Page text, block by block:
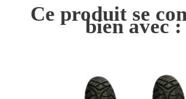
Ce produit se
bien avec :